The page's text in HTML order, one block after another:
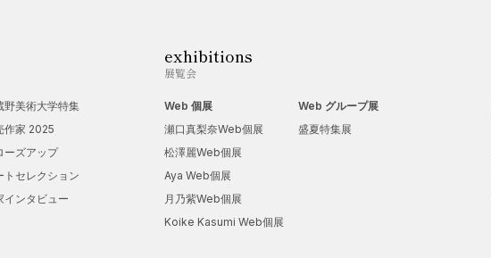
野美術大学特集
作家 2025
ーズアップ
トセレクション
インタビュー
exhibitions
展覧会
Web 個展
瀬口真梨奈Web個展
松澤麗Web個展
Aya Web個展
月乃紫Web個展
Koike Kasumi Web個展
Web グループ展
盛夏特集展